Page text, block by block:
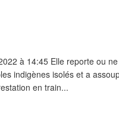
à 14:45 Elle reporte ou
indigènes isolés et a
en train...